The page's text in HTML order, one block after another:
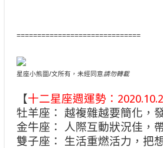
==============================
星座小熊圖/文所有，未經同意請勿轉載
【十二星座週運勢：
牡羊座： 越複雜越要簡化，
金牛座： 人際互動狀況佳，
雙子座： 生活重燃活力，把